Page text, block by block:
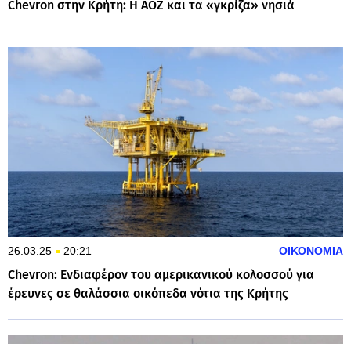
Chevron στην Κρήτη: Η ΑΟΖ και τα «γκρίζα» νησιά
26.03.25 20:21 ΟΙΚΟΝΟΜΙΑ
Chevron: Ενδιαφέρον του αμερικανικού κολοσσού για
έρευνες σε θαλάσσια οικόπεδα νότια της Κρήτης